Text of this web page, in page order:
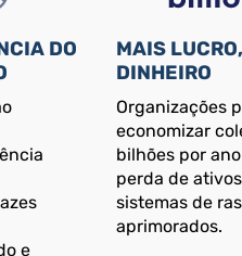
DO
e
MAIS
DINHEIRO
Organizações
economizar
bilhões por
perda de
sistemas de
aprimorados.